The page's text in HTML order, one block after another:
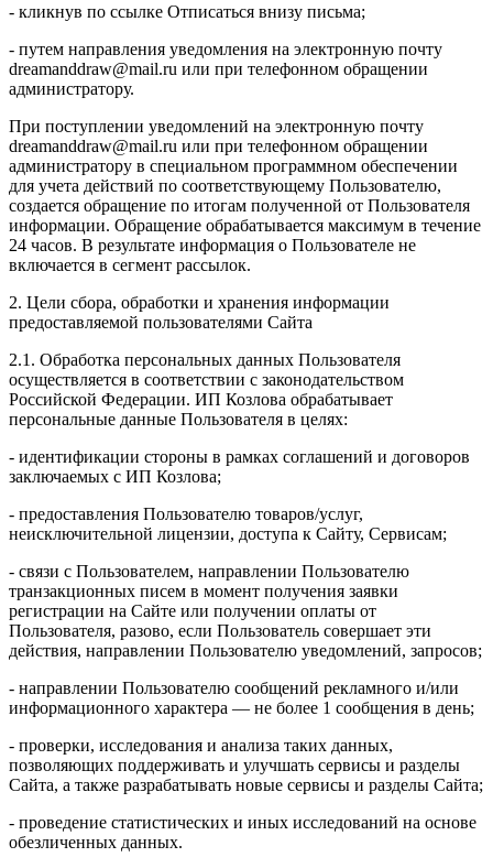
- кликнув по ссылке Отписаться внизу письма;
- путем направления уведомления на электронную почту
dreamanddraw@mail.ru или при телефонном обращении
администратору.
При поступлении уведомлений на электронную почту
dreamanddraw@mail.ru или при телефонном обращении
администратору в специальном программном обеспечении
для учета действий по соответствующему Пользователю,
создается обращение по итогам полученной от Пользователя
информации. Обращение обрабатывается максимум в течение
24 часов. В результате информация о Пользователе не
включается в сегмент рассылок.
2. Цели сбора, обработки и хранения информации
предоставляемой пользователями Сайта
2.1. Обработка персональных данных Пользователя
осуществляется в соответствии с законодательством
Российской Федерации. ИП Козловa обрабатывает
персональные данные Пользователя в целях:
- идентификации стороны в рамках соглашений и договоров
заключаемых с ИП Козлова;
- предоставления Пользователю товаров/услуг,
неисключительной лицензии, доступа к Сайту, Сервисам;
- связи с Пользователем, направлении Пользователю
транзакционных писем в момент получения заявки
регистрации на Сайте или получении оплаты от
Пользователя, разово, если Пользователь совершает эти
действия, направлении Пользователю уведомлений, запросов;
- направлении Пользователю сообщений рекламного и/или
информационного характера — не более 1 сообщения в день;
- проверки, исследования и анализа таких данных,
позволяющих поддерживать и улучшать сервисы и разделы
Сайта, а также разрабатывать новые сервисы и разделы Сайта;
- проведение статистических и иных исследований на основе
обезличенных данных.